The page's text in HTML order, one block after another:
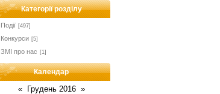
Категорії розділу
Події [497]
Конкурси [5]
ЗМІ про нас [1]
Календар
« Грудень 2016 »